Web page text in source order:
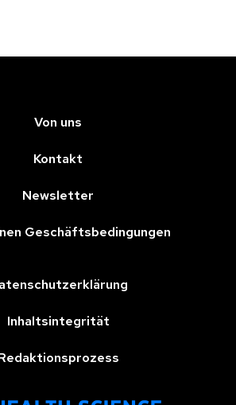
Von uns
Kontakt
Newsletter
Geschäftsbedingungen
Inhaltsintegrität